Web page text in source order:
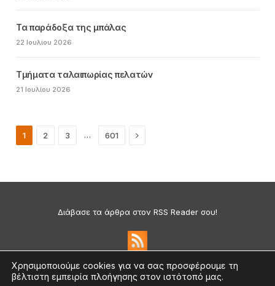
Τα παράδοξα της μπάλας
22 Ιουλίου 2026
Τμήματα ταλαιπωρίας πελατών
21 Ιουλίου 2026
1 2 3 … 601 Next
Διάβασε τα άρθρα στον RSS Reader σου!
Πολιτική Απορρήτου & Cookies
Χρησιμοποιούμε cookies για να σας προσφέρουμε τη
βέλτιστη εμπειρία πλοήγησης στον ιστότοπό μας.